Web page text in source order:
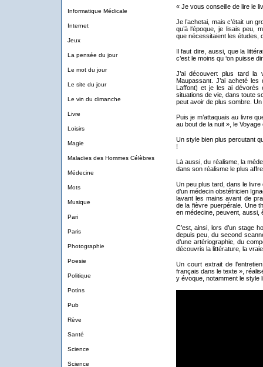
Informatique Médicale
Internet
Jeux
La pensée du jour
Le mot du jour
Le site du jour
Le vin du dimanche
Livre
Loisirs
Magie
Maladies des Hommes Célèbres
Médecine
Mots
Musique
Pari
Paris
Photographie
Poesie
Politique
Potins
Pub
Rève
Santé
Science
Science
« Je vous conseille de lire le
Je l’achetai, mais c’était un
qu’à l‘époque, je lisais peu,
que nécessitaient les études,
Il faut dire, aussi, que la
c’est le moins qu ‘on puisse
J’ai découvert plus tard la
Maupassant. J’ai acheté
Laffont) et je les ai dévorés
situations de vie, dans toute
peut avoir de plus sombre.
Puis je m’attaquais au livre
au bout de la nuit », le
Un style bien plus percutant
!
Là aussi, du réalisme, la
dans son réalisme le plus
Un peu plus tard, dans le
d’un médecin obstétricien
lavant les mains avant de
de la fièvre puerpérale. Une
en médecine, peuvent, aussi,
C’est, ainsi, lors d’un stage
depuis peu, du second
d’une artériographie, du
découvris la littérature, la
Un court extrait de
français dans le texte »,
y évoque, notamment le style